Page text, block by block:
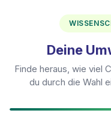
Deine
Finde heraus, wie viel
du durch die Wahl